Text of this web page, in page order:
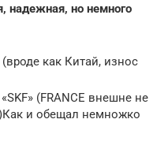
надежная, но немного
как Китай, износ
(FRANCE внешне не
и обещал немножко